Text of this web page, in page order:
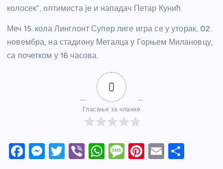
колосек”, оптимиста је и нападач Петар Кунић.
Меч 15. кола Линглонт Супер лиге игра се у уторак, 02.
новембра, на стадиону Металца у Горњем Милановцу,
са почетком у 16 часова.
0
Гласање за чланке
F
M T
Vi W M Pi E